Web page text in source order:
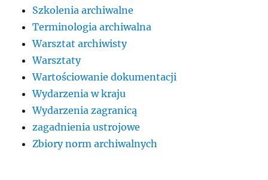
Szkolenia archiwalne
Terminologia archiwalna
Warsztat archiwisty
Warsztaty
Wartościowanie dokumentacji
Wydarzenia w kraju
Wydarzenia zagranicą
zagadnienia ustrojowe
Zbiory norm archiwalnych